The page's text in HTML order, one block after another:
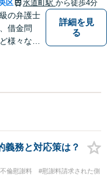
区 水道町駅 から徒歩4分
の弁護士
借金問
様々な問
詳細を見
る
義務と対応策は？
倫慰謝料 #慰謝料請求された側